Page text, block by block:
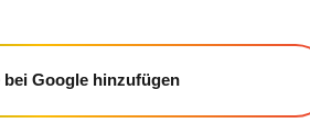
Google hinzufügen